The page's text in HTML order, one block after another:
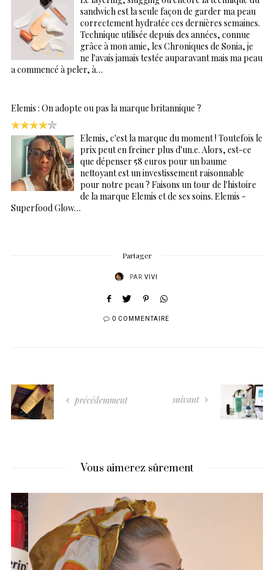
sandwich est la seule façon de garder ma peau
correctement hydratée ces dernières semaines.
Technique utilisée depuis des années, connue
grâce à mon amie, les Chroniques de Sonia, je
ne l'avais jamais testée auparavant mais ma peau
a commencé à peler, à…
Elemis : On adopte ou pas la marque britannique ?
Elemis, c'est la marque du moment ! Toutefois le
prix peut en freiner plus d'un.e. Alors, est-ce
que dépenser 58 euros pour un baume
nettoyant est un investissement raisonnable
pour notre peau ? Faisons un tour de l'histoire
de la marque Elemis et de ses soins. Elemis -
Superfood Glow…
Partager
PAR VIVI
0 COMMENTAIRE
précédemment suivant
Vous aimerez sûrement